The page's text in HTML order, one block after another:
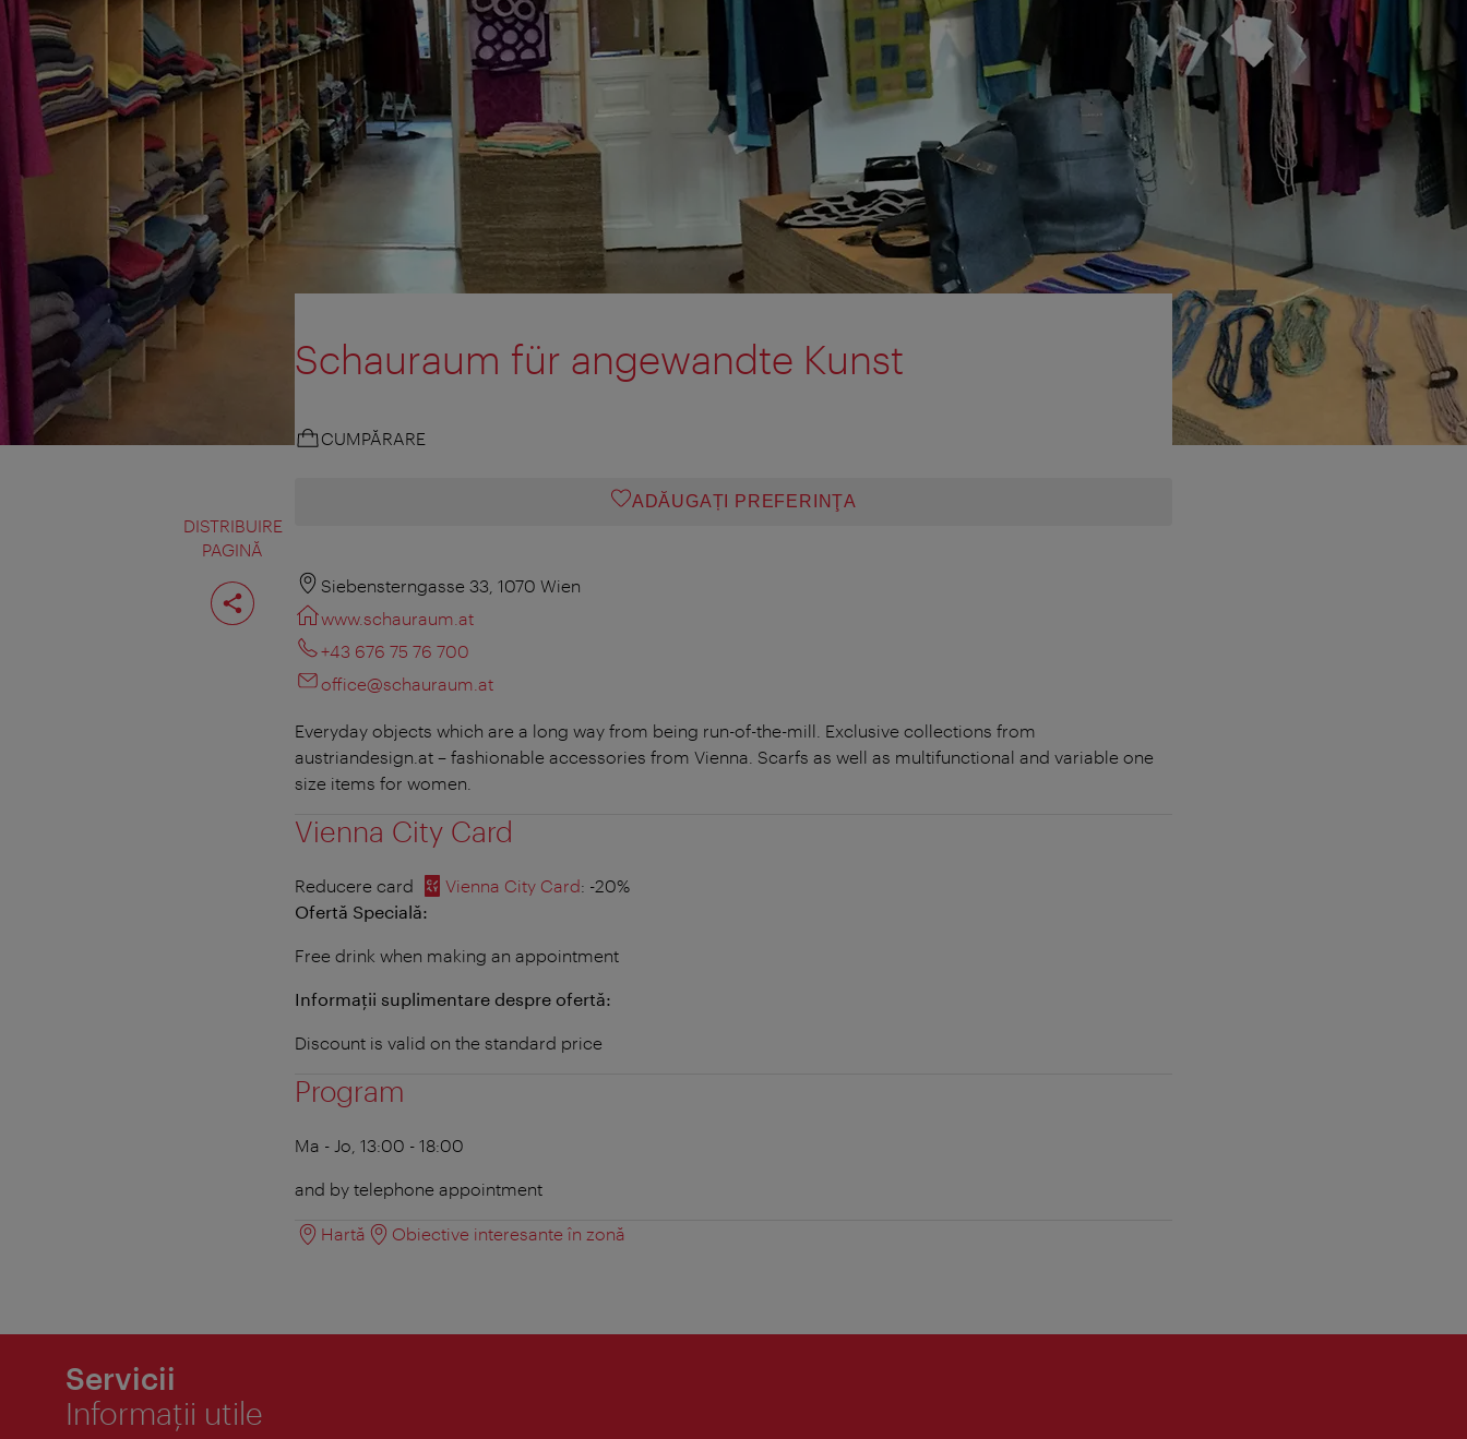
DISTRIBUIRE
PAGINĂ
Distribuiţi
pagina
Schauraum für angewandte Kunst
CUMPĂRARE
ADĂUGAȚI PREFERINŢA
Siebensterngasse 33, 1070 Wien
www.schauraum.at
+43 676 75 76 700
office@schauraum.at
Everyday objects which are a long way from being run-of-the-mill. Exclusive collections from
austriandesign.at – fashionable accessories from Vienna. Scarfs as well as multifunctional and variable one
size items for women.
Vienna City Card
Reducere card Vienna City Card: -20%
Ofertă Specială:
Free drink when making an appointment
Informații suplimentare despre ofertă:
Discount is valid on the standard price
Program
Ma - Jo, 13:00 - 18:00
and by telephone appointment
Hartă Obiective interesante în zonă
Servicii
Informaţii utile